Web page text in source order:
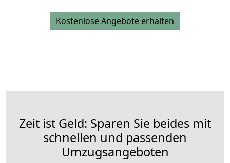
Kostenlose Angebote erhalten
Zeit ist Geld: Sparen Sie beides mit
schnellen und passenden
Umzugsangeboten